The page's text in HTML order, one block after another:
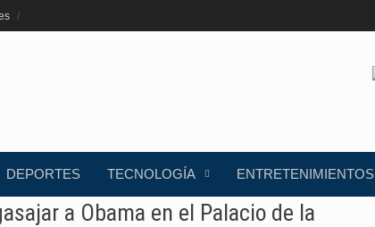
DEPORTES TECNOLOGÍA ENTRETENIMIENTOS
a Obama en el Palacio de la